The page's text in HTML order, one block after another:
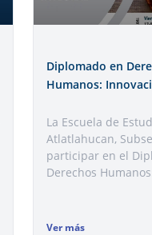
Diplomado en
Humanos:
La Escuela de
Atlatlahucan,
participar en el
Derechos
Ver más